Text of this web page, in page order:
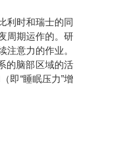
利时和瑞士的同
周期运作的。研
意力的作业。
的脑部区域的活
即“睡眠压力”增